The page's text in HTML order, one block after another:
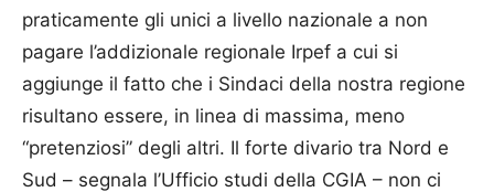
praticamente gli unici a livello nazionale a non
pagare l’addizionale regionale Irpef a cui si
aggiunge il fatto che i Sindaci della nostra regione
risultano essere, in linea di massima, meno
“pretenziosi” degli altri. Il forte divario tra Nord e
Sud – segnala l’Ufficio studi della CGIA – non ci